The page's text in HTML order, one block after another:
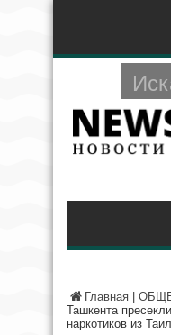
Главная
Ташкента
наркотиков из